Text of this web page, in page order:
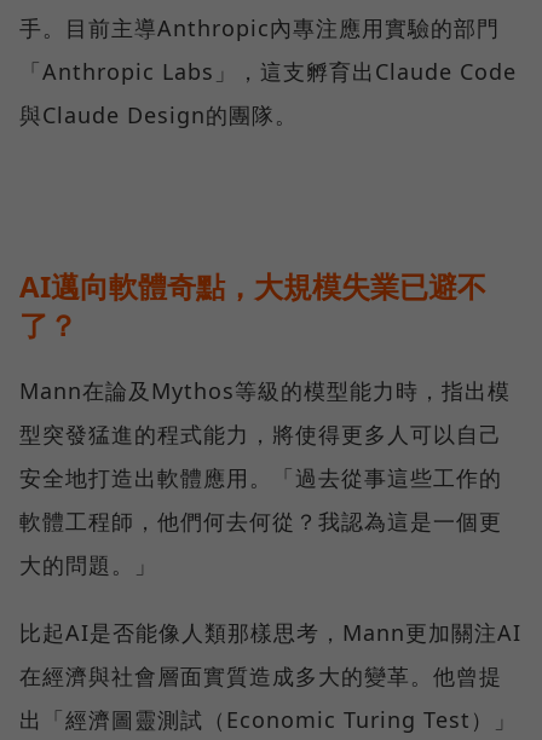
手。目前主導Anthropic內專注應用實驗的部門
「Anthropic Labs」，這支孵育出Claude Code
與Claude Design的團隊。
AI邁向軟體奇點，大規模失業已避不
了？
Mann在論及Mythos等級的模型能力時，指出模
型突發猛進的程式能力，將使得更多人可以自己
安全地打造出軟體應用。「過去從事這些工作的
軟體工程師，他們何去何從？我認為這是一個更
大的問題。」
比起AI是否能像人類那樣思考，Mann更加關注AI
在經濟與社會層面實質造成多大的變革。他曾提
出「經濟圖靈測試（Economic Turing Test）」